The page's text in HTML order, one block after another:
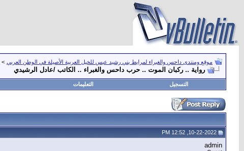
موقع ومنتدى داحس والغبراء لمرابط بني رشيد عبس للخيل العربية الأصيلة في الوطن العربي >
رواية .. ركبان الموت .. حرب داحس والغبراء .. الكاتب /عادل الرشيدي
التسجيل التعليمات
admin